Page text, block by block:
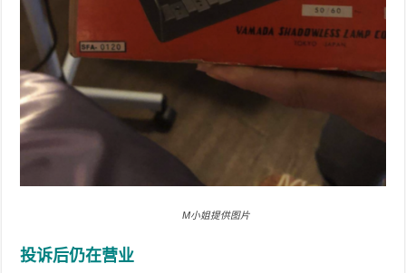
M小姐提供图片
投诉后仍在营业